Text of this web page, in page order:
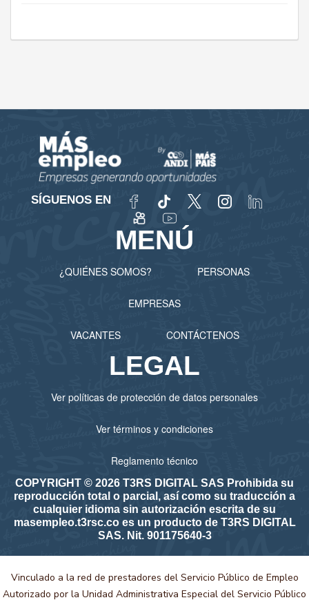
SÍGUENOS EN
MENÚ
¿QUIÉNES SOMOS? PERSONAS
EMPRESAS
VACANTES CONTÁCTENOS
LEGAL
Ver políticas de protección de datos personales
Ver términos y condiciones
Reglamento técnico
COPYRIGHT © 2026 T3RS DIGITAL SAS Prohibida su
reproducción total o parcial, así como su traducción a
cualquier idioma sin autorización escrita de su
masempleo.t3rsc.co es un producto de T3RS DIGITAL
SAS. Nit. 901175640-3
Vinculado a la red de prestadores del Servicio Público de Empleo
Autorizado por la Unidad Administrativa Especial del Servicio Público